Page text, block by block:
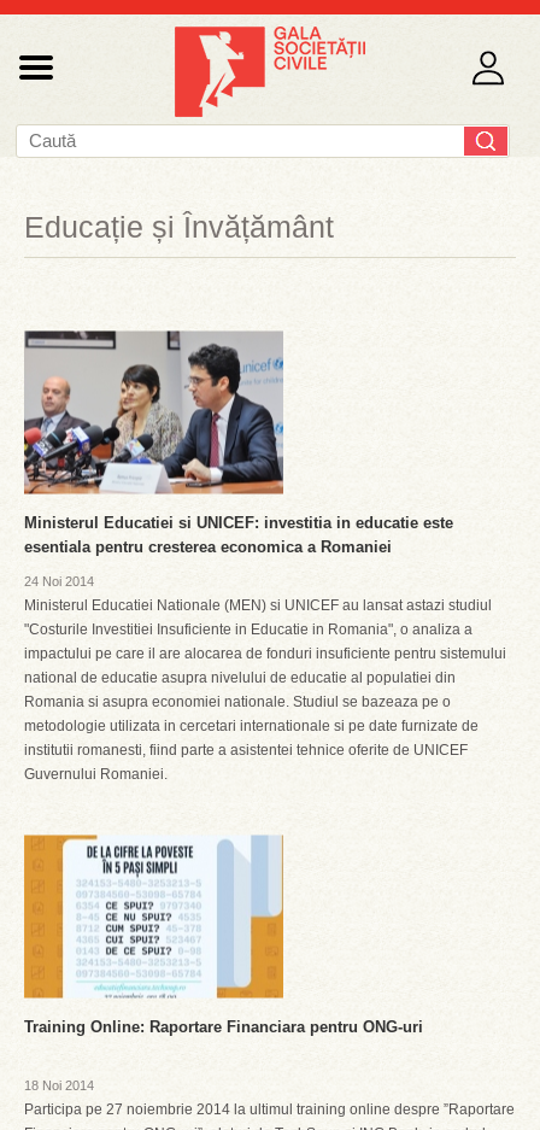
Educație și Învățământ
Ministerul Educatiei si UNICEF: investitia in educatie este
esentiala pentru cresterea economica a Romaniei
24 Noi 2014
Ministerul Educatiei Nationale (MEN) si UNICEF au lansat astazi studiul
"Costurile Investitiei Insuficiente in Educatie in Romania", o analiza a
impactului pe care il are alocarea de fonduri insuficiente pentru sistemului
national de educatie asupra nivelului de educatie al populatiei din
Romania si asupra economiei nationale. Studiul se bazeaza pe o
metodologie utilizata in cercetari internationale si pe date furnizate de
institutii romanesti, fiind parte a asistentei tehnice oferite de UNICEF
Guvernului Romaniei.
Training Online: Raportare Financiara pentru ONG-uri
18 Noi 2014
Participa pe 27 noiembrie 2014 la ultimul training online despre ”Raportare